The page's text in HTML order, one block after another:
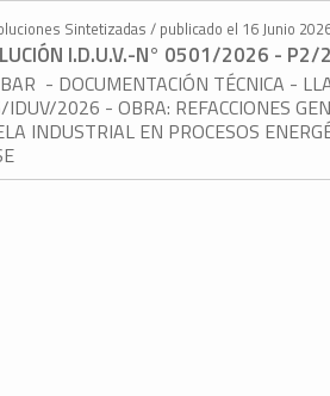
Sintetizadas / publicado el 16 Junio
I.D.U.V.-N° 0501/2026 - P2/2
- DOCUMENTACIÓN TÉCNICA -
2026 - OBRA: REFACCIONES
INDUSTRIAL EN PROCESOS